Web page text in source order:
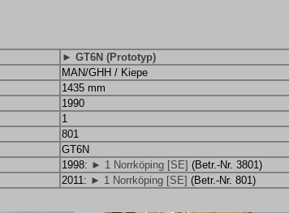
► GT6N (Prototyp)
MAN/GHH / Kiepe
1435 mm
1990
1
801
GT6N
1998: ► 1 Norrköping [SE] (Betr.-Nr. 3801)
2011: ► 1 Norrköping [SE] (Betr.-Nr. 801)